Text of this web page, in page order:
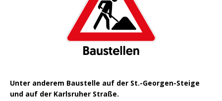
Unter anderem Baustelle auf der St.-Georgen-Steige
und auf der Karlsruher Straße.